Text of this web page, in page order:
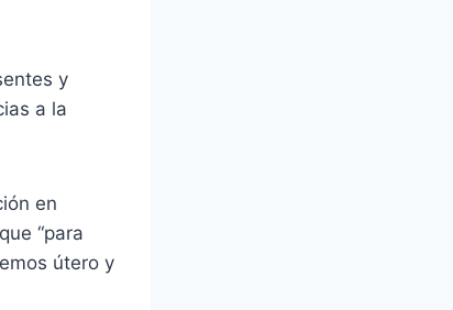
y
a la
en
“para
útero y